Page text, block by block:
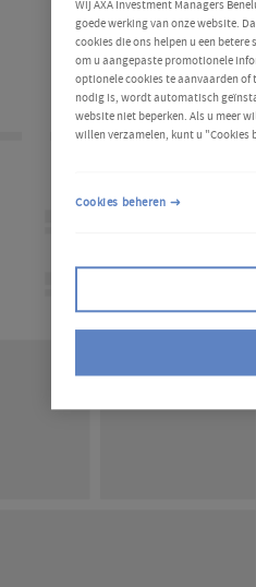
Wij AXA Investment Managers
goede werking van onze website.
cookies die ons helpen u een
om u aangepaste promotionele
optionele cookies te aanvaarden of
nodig is, wordt automatisch
website niet beperken. Als u meer
willen verzamelen, kunt u "Cookies
Cookies beheren